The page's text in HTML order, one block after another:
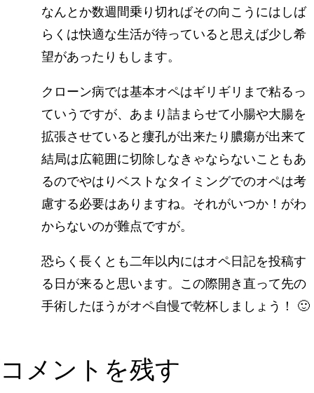
なんとか数週間乗り切ればその向こうにはしば
らくは快適な生活が待っていると思えば少し希
望があったりもします。
クローン病では基本オペはギリギリまで粘るっ
ていうですが、あまり詰まらせて小腸や大腸を
拡張させていると瘻孔が出来たり膿瘍が出来て
結局は広範囲に切除しなきゃならないこともあ
るのでやはりベストなタイミングでのオペは考
慮する必要はありますね。それがいつか！がわ
からないのが難点ですが。
恐らく長くとも二年以内にはオペ日記を投稿す
る日が来ると思います。この際開き直って先の
手術したほうがオペ自慢で乾杯しましょう！ 🙂
コメントを残す